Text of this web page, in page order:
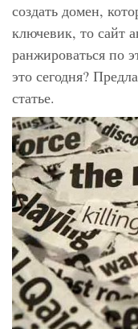
создать домен,
ключевик, то сайт
ранжироваться по
это сегодня?
статье.